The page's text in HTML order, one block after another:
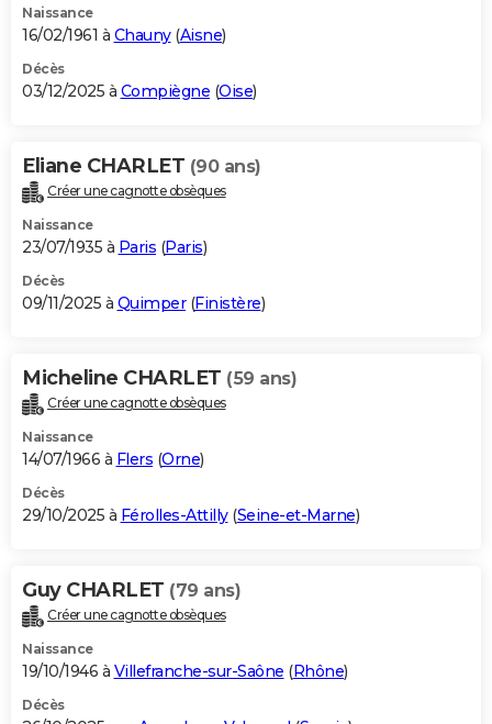
Naissance
16/02/1961 à Chauny(Aisne)
Décès
03/12/2025 à Compiègne (Oise)
Eliane CHARLET (90 ans)
Créer une cagnotte obsèques
Naissance
23/07/1935 à Paris (Paris)
Décès
09/11/2025 à Quimper(Finistère)
Micheline CHARLET (59 ans)
Créer une cagnotte obsèques
Naissance
14/07/1966 à Flers (Orne)
Décès
29/10/2025 à Férolles-Attilly(Seine-et-Marne)
Guy CHARLET (79 ans)
Créer une cagnotte obsèques
Naissance
19/10/1946 à Villefranche-sur-Saône (Rhône)
Décès